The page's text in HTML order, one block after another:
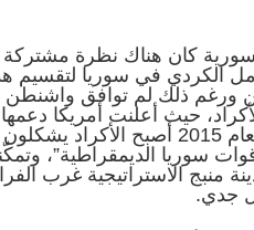
كان هناك نظرة
الكردي في سوريا لتقسيم
ورغم ذلك لم توافق واشنطن
حيث أعلنت أمريكا دعمها
بالسلاح منذ العام 2014 وفي أواخر العام 2015
سوريا الديمقراطية”،
على مدينة منبج الاستراتيجية غرب
جدي.